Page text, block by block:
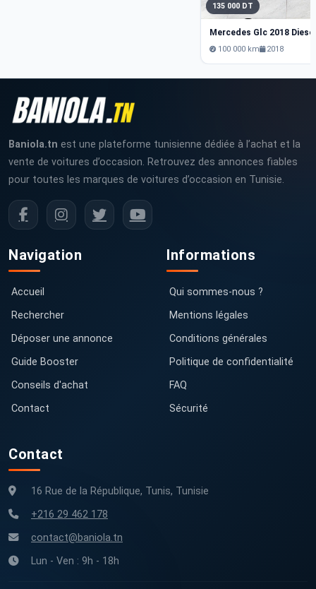
135 000 DT
Mercedes Glc 2018
100 000 km 2018
Baniola.tn est une plateforme tunisienne dédiée à l’achat et la
vente de voitures d’occasion. Retrouvez des annonces fiables
pour toutes les marques de voitures d’occasion en Tunisie.
Navigation
Accueil
Rechercher
Déposer une annonce
Guide Booster
Conseils d'achat
Contact
Informations
Qui sommes-nous ?
Mentions légales
Conditions générales
Politique de confidentialité
FAQ
Sécurité
Contact
16 Rue de la République, Tunis, Tunisie
+216 29 462 178
contact@baniola.tn
Lun - Ven : 9h - 18h